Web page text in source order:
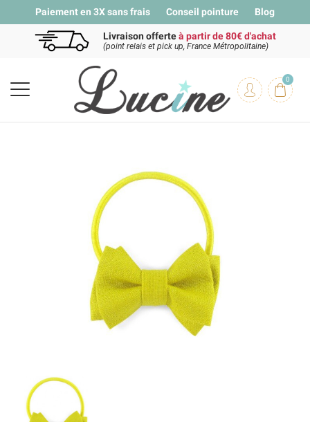
Paiement en 3X sans frais Conseil pointure Blog
Livraison offerteà partir de 80€ d'achat
(point relais et pick up, France Métropolitaine)
0